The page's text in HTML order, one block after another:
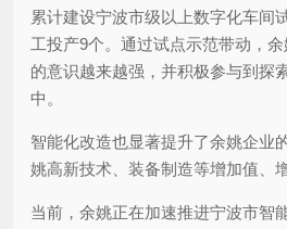
累计建设宁波市级以上数字化车间
工投产9个。通过试点示范带动，
的意识越来越强，并积极参与到探
中。
智能化改造也显著提升了余姚企业
姚高新技术、装备制造等增加值、
当前，余姚正在加速推进宁波市智